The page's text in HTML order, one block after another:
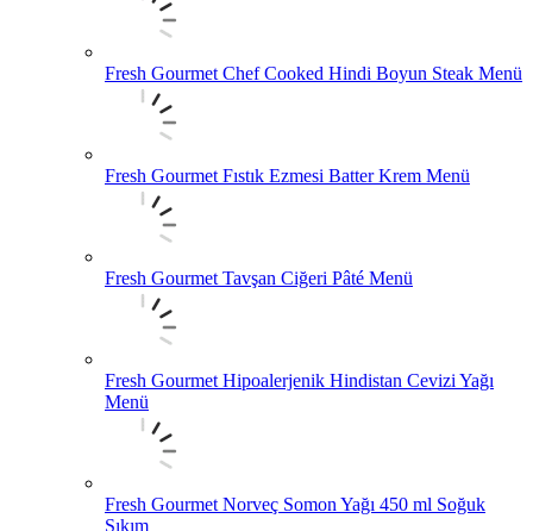
Fresh Gourmet Chef Cooked Hindi Boyun Steak Menü
Fresh Gourmet Fıstık Ezmesi Batter Krem Menü
Fresh Gourmet Tavşan Ciğeri Pâté Menü
Fresh Gourmet Hipoalerjenik Hindistan Cevizi Yağı
Menü
Fresh Gourmet Norveç Somon Yağı 450 ml Soğuk
Sıkım